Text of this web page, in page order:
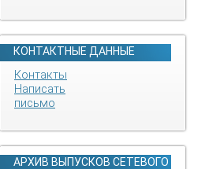
КОНТАКТНЫЕ ДАННЫЕ
Контакты
Написать
письмо
АРХИВ ВЫПУСКОВ СЕТЕВОГО